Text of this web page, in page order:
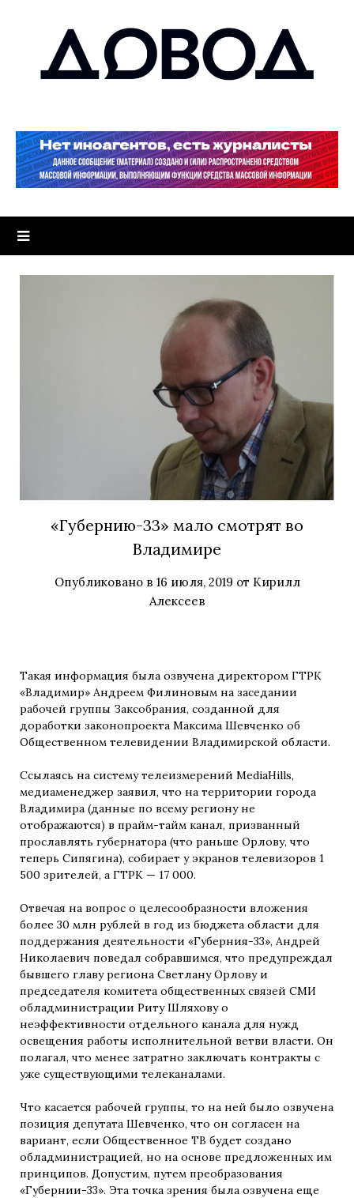
«Губернию-33» мало смотрят во
Владимире
Опубликовано в 16 июля, 2019 от Кирилл
Алексеев
Такая информация была озвучена директором ГТРК
«Владимир» Андреем Филиновым на заседании
рабочей группы Заксобрания, созданной для
доработки законопроекта Максима Шевченко об
Общественном телевидении Владимирской области.
Ссылаясь на систему телеизмерений MediaHills,
медиаменеджер заявил, что на территории города
Владимира (данные по всему региону не
отображаются) в прайм-тайм канал, призванный
прославлять губернатора (что раньше Орлову, что
теперь Сипягина), собирает у экранов телевизоров 1
500 зрителей, а ГТРК — 17 000.
Отвечая на вопрос о целесообразности вложения
более 30 млн рублей в год из бюджета области для
поддержания деятельности «Губерния-33», Андрей
Николаевич поведал собравшимся, что предупреждал
бывшего главу региона Светлану Орлову и
председателя комитета общественных связей СМИ
обладминистрации Риту Шляхову о
неэффективности отдельного канала для нужд
освещения работы исполнительной ветви власти. Он
полагал, что менее затратно заключать контракты с
уже существующими телеканалами.
Что касается рабочей группы, то на ней было озвучена
позиция депутата Шевченко, что он согласен на
вариант, если Общественное ТВ будет создано
обладминистрацией, но на основе предложенных им
принципов. Допустим, путем преобразования
«Губернии-33». Эта точка зрения была озвучена еще